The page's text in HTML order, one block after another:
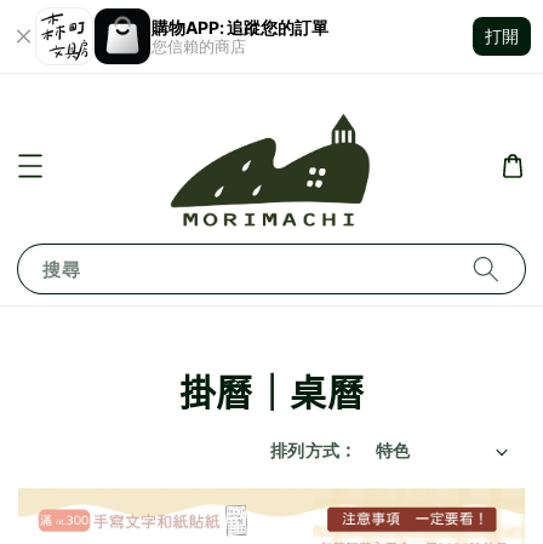
購物APP: 追蹤您的訂單
您信賴的商店
打開
搜尋
掛曆｜桌曆
排列方式 :